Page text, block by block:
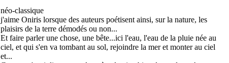
néo-classique
j'aime Oniris lorsque des auteurs poétisent ainsi, sur la nature, les
plaisirs de la terre démodés ou non...
Et faire parler une chose, une bête...ici l'eau, l'eau de la pluie née au
ciel, et qui s'en va tombant au sol, rejoindre la mer et monter au ciel
et...